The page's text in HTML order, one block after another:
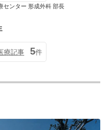
センター 形成外科 部長
療記事 5件